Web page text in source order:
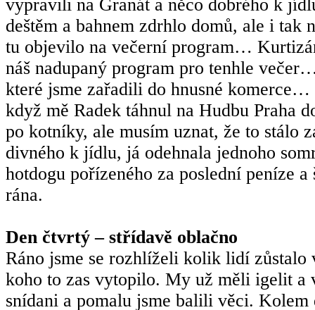
vypravili na Granát a něco dobrého k
deštěm a bahnem zdrhlo domů, ale i tak
tu objevilo na večerní program…
náš nadupaný program pro tenhle
které jsme zařadili do hnusné
když mě Radek táhnul na Hudbu Praha
po kotníky, ale musím uznat, že to stálo
divného k jídlu, já odehnala jednoho
hotdogu pořízeného za poslední peníze
rána.
Den čtvrtý – střídavě oblačno
Ráno jsme se rozhlíželi kolik lidí
koho to zas vytopilo. My už měli igelit a
snídani a pomalu jsme balili věci.